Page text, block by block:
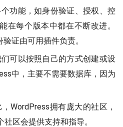
功能，如身份验证、授权、控
在每个版本中都在不断改进。
证由可用插件负责。
可以按照自己的方式创建或设
中，主要不需要数据库，因为
WordPress拥有庞大的社区，
区会提供支持和指导。